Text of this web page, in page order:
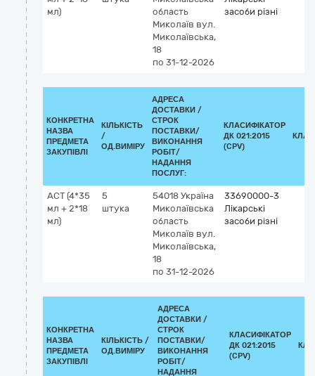
мл)
область
Миколаїв вул.
Миколаївська,
18
по 31-12-2026
засоби різні
КОНКРЕТНА
НАЗВА
ПРЕДМЕТА
ЗАКУПІВЛІ
КІЛЬКІСТЬ
/
ОД.ВИМІРУ
АДРЕСА
ДОСТАВКИ /
СТРОК
ПОСТАВКИ/
ВИКОНАННЯ
РОБІТ/
НАДАННЯ
ПОСЛУГ:
КЛАСИФІКАТОР
ДК 021:2015
(CPV)
АСТ (4*35
мл + 2*18
мл)
5
штука
54018 Україна
Миколаївська
область
Миколаїв вул.
Миколаївська,
18
по 31-12-2026
33690000-3
Лікарські
засоби різні
КОНКРЕТНА
НАЗВА
ПРЕДМЕТА
ЗАКУПІВЛІ
КІЛЬКІСТЬ /
ОД.ВИМІРУ
АДРЕСА
ДОСТАВКИ /
СТРОК
ПОСТАВКИ/
ВИКОНАННЯ
РОБІТ/
НАДАННЯ
КЛАСИФІКАТОР
ДК 021:2015
(CPV)